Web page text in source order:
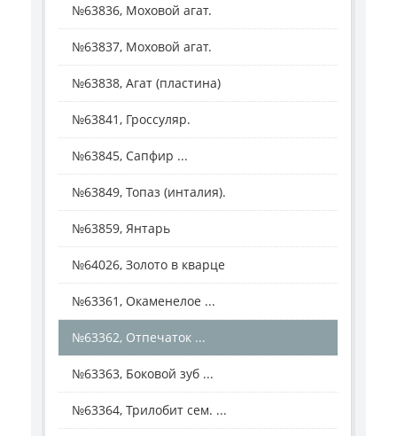
№63836, Моховой агат.
№63837, Моховой агат.
№63838, Агат (пластина)
№63841, Гроссуляр.
№63845, Сапфир ...
№63849, Топаз (инталия).
№63859, Янтарь
№64026, Золото в кварце
№63361, Окаменелое ...
№63362, Отпечаток ...
№63363, Боковой зуб ...
№63364, Трилобит сем. ...